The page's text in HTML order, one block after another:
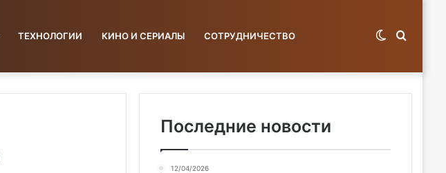
ТЕХНОЛОГИИ КИНО И СЕРИАЛЫ СОТРУДНИЧЕСТВО Switch
Последние новости
12/04/2026